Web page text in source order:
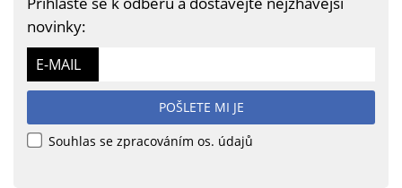
novinky:
E-MAIL
POŠLETE MI JE
Souhlas se zpracováním os. údajů